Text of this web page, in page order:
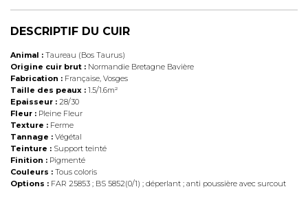
DESCRIPTIF DU CUIR
Animal : Taureau (Bos Taurus)
Origine cuir brut : Normandie Bretagne Bavière
Fabrication : Française, Vosges
Taille des peaux : 1.5/1.6m²
Epaisseur : 28/30
Fleur : Pleine Fleur
Texture : Ferme
Tannage : Végétal
Teinture : Support teinté
Finition : Pigmenté
Couleurs : Tous coloris
Options : FAR 25853 ; BS 5852(0/1) ; déperlant ; anti poussière avec surcout